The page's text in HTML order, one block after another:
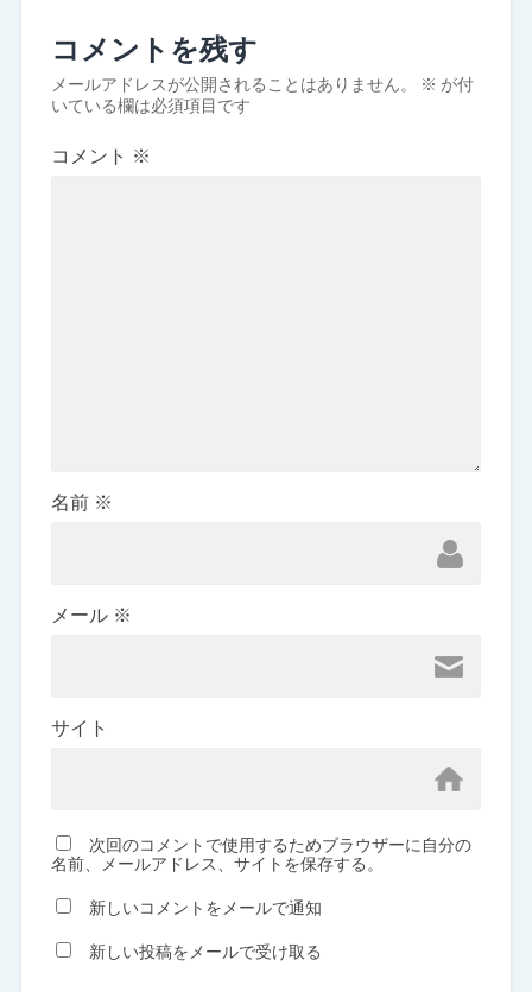
コメントを残す
メールアドレスが公開されることはありません。 ※ が付
いている欄は必須項目です
コメント ※
名前 ※
メール ※
サイト
次回のコメントで使用するためブラウザーに自分の
名前、メールアドレス、サイトを保存する。
新しいコメントをメールで通知
新しい投稿をメールで受け取る